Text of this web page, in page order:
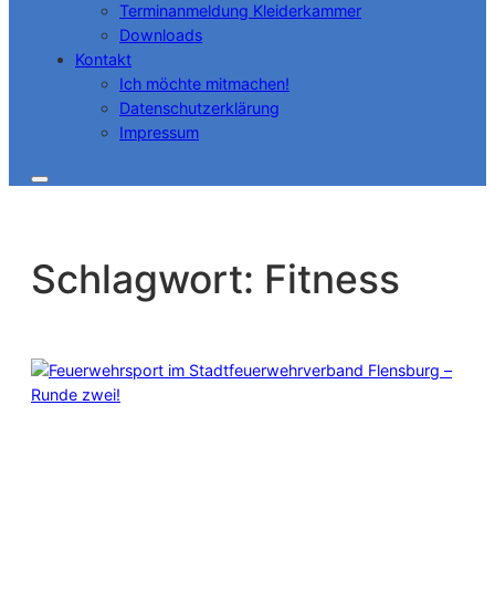
Terminanmeldung Kleiderkammer
Downloads
Kontakt
Ich möchte mitmachen!
Datenschutzerklärung
Impressum
Schlagwort: Fitness